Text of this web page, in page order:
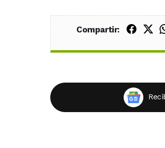
Compartir: